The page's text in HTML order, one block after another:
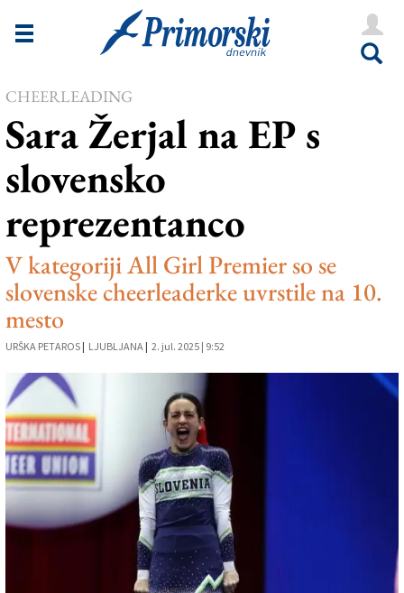
Novice
Goriška
Kultura
Šport
Še
Vreme
V Kioskih
Oglasi
Založnik
Zadruga PD
Naročnine
CHEERLEADING
Sara Žerjal na EP s
slovensko
reprezentanco
V kategoriji All Girl Premier so se
slovenske cheerleaderke uvrstile na 10.
mesto
URŠKA PETAROS | LJUBLJANA | 2. jul. 2025 | 9:52